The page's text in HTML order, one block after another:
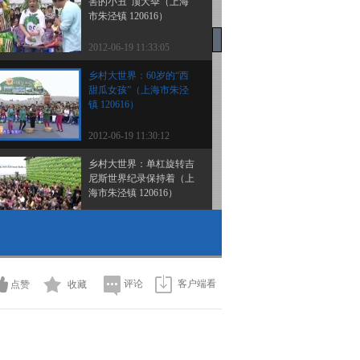
市朱泾镇 120616）
2012-06-19 11:33:05
乡村大世界：60岁的“西
甜瓜女孩”（上海市朱泾
镇 120616）
2012-06-19 11:30:12
乡村大世界：单杠旋转吉
尼斯世界纪录保持着（上
海市朱泾镇 120616）
120707）
2012-06-19 11:24:57
点赞 收藏 评论 客户端看